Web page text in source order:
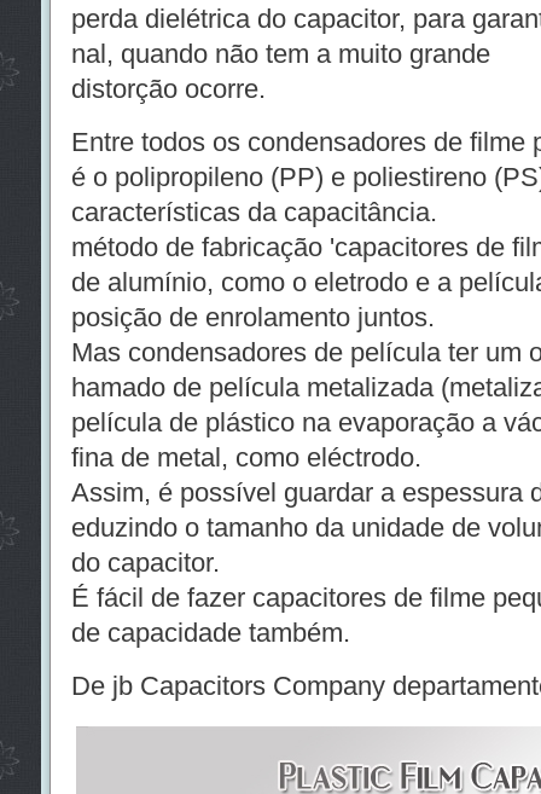
perda dielétrica do capacitor, para
nal, quando não tem a muito grande
distorção ocorre.
Entre todos os condensadores de filme
é o polipropileno (PP) e poliestireno
características da capacitância.
método de fabricação 'capacitores de
de alumínio, como o eletrodo e a
posição de enrolamento juntos.
Mas condensadores de película ter um
hamado de película metalizada
película de plástico na evaporação a
fina de metal, como eléctrodo.
Assim, é possível guardar a espessura
eduzindo o tamanho da unidade de
do capacitor.
É fácil de fazer capacitores de filme
de capacidade também.
De jb Capacitors Company